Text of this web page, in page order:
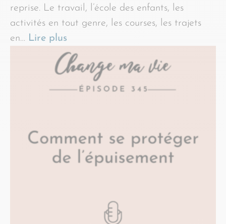
reprise. Le travail, l’école des enfants, les
activités en tout genre, les courses, les trajets
en… Lire plus